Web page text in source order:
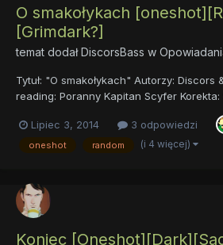
O smakołykach
[Grimdark?]
temat dodałDiscorsBass w
Tytuł: "O smakołykach" Autorzy: Discors
reading: Poranny Kapitan Scyfer
opowiadaniem: https://
Link do utworu, który jest opowiadaniem:
Lipiec 3, 2014 3 odpowiedzi
oneshot random (i 4 więcej)
Koniec